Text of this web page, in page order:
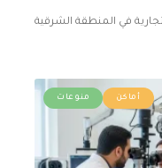
في المنطقة الشرقية
أماكن منوعات